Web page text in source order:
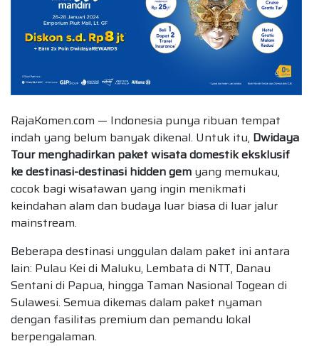
RajaKomen.com — Indonesia punya ribuan tempat
indah yang belum banyak dikenal. Untuk itu, Dwidaya
Tour menghadirkan paket wisata domestik eksklusif
ke destinasi-destinasi hidden gem yang memukau,
cocok bagi wisatawan yang ingin menikmati
keindahan alam dan budaya luar biasa di luar jalur
mainstream.
Beberapa destinasi unggulan dalam paket ini antara
lain: Pulau Kei di Maluku, Lembata di NTT, Danau
Sentani di Papua, hingga Taman Nasional Togean di
Sulawesi. Semua dikemas dalam paket nyaman
dengan fasilitas premium dan pemandu lokal
berpengalaman.